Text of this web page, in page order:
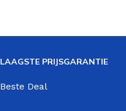
LAAGSTE PRIJSGARANTIE
Beste Deal